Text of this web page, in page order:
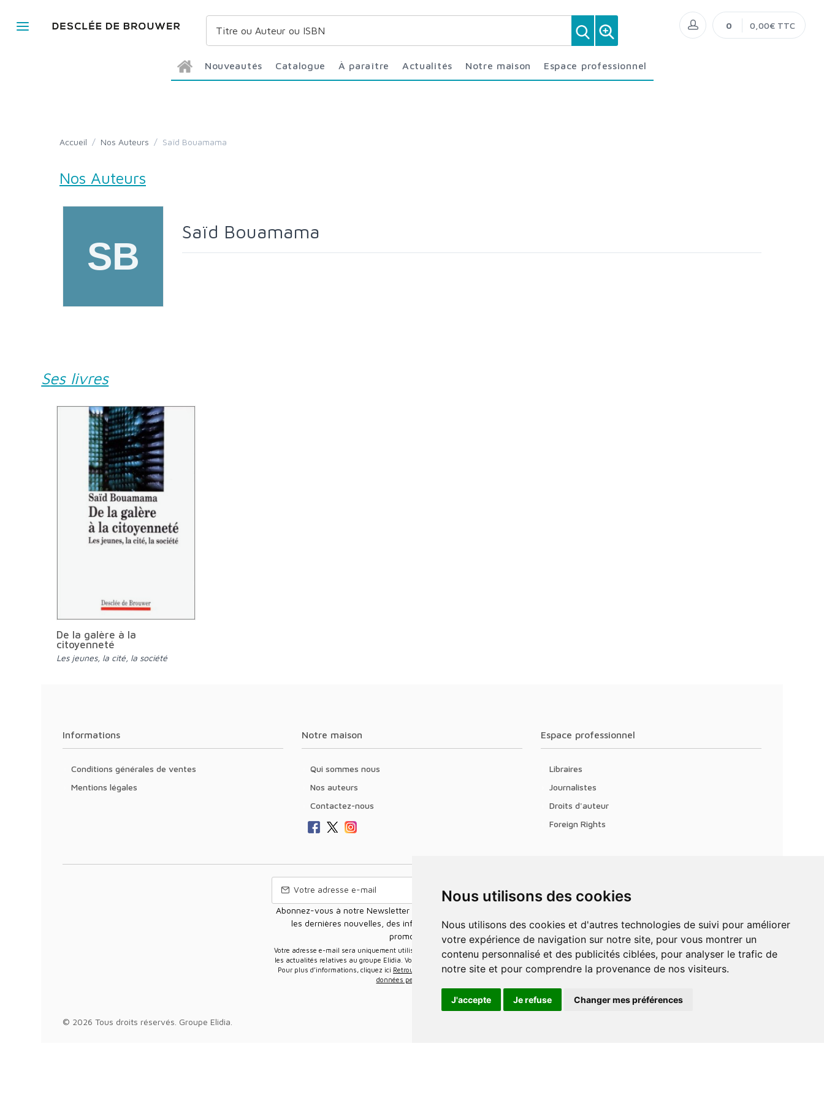
Nous utilisons des cookies
Nous utilisons des cookies et d'autres technologies de suivi pour améliorer
votre expérience de navigation sur notre site, pour vous montrer un
contenu personnalisé et des publicités ciblées, pour analyser le trafic de
notre site et pour comprendre la provenance de nos visiteurs.
J'accepte Je refuse Changer mes préférences
Nouveautés Catalogue À paraître Actualités Notre maison Espace professionnel
0 0,00€ TTC
Accueil / Nos Auteurs / Saïd Bouamama
Nos Auteurs
Saïd Bouamama
Ses livres
De la galère à la
citoyenneté
Les jeunes, la cité, la société
Informations
Conditions générales de ventes
Mentions légales
Notre maison
Qui sommes nous
Nos auteurs
Contactez-nous
Espace professionnel
Libraires
Journalistes
Droits d'auteur
Foreign Rights
Abonnez-vous à notre Newsletter pour recevoir nos nouvelles offres,
les dernières nouvelles, des informations sur les ventes et les
promotions.
Votre adresse e-mail sera uniquement utilisée pour vous envoyer des informations sur
les actualités relatives au groupe Elidia. Vous pouvez vous désinscrire à tout moment.
Pour plus d’informations, cliquez ici Retrouvez ici notre politique de protection de vos
données personnelles
© 2026 Tous droits réservés. Groupe Elidia